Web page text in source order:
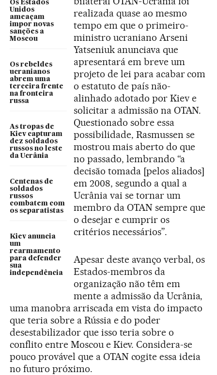
Os Estados
Unidos
ameaçam
impor novas
sanções a
Moscou
Os rebeldes
ucranianos
abrem uma
terceira frente
na fronteira
russa
As tropas de
Kiev capturam
dez soldados
russos no leste
da Ucrânia
Centenas de
soldados
russos
combatem com
os separatistas
Kiev anuncia
um
rearmamento
para defender
sua
independência
realizada quase ao mesmo
tempo em que o primeiro-
ministro ucraniano Arseni
Yatseniuk anunciava que
apresentará em breve um
projeto de lei para acabar com
o estatuto de país não-
alinhado adotado por Kiev e
solicitar a admissão na OTAN.
Questionado sobre essa
possibilidade, Rasmussen se
mostrou mais aberto do que
no passado, lembrando “a
decisão tomada [pelos aliados]
em 2008, segundo a qual a
Ucrânia vai se tornar um
membro da OTAN sempre que
o desejar e cumprir os
critérios necessários”.
Apesar deste avanço verbal, os
Estados-membros da
organização não têm em
mente a admissão da Ucrânia,
uma manobra arriscada em vista do impacto
que teria sobre a Rússia e do poder
desestabilizador que isso teria sobre o
conflito entre Moscou e Kiev. Considera-se
pouco provável que a OTAN cogite essa ideia
no futuro próximo.